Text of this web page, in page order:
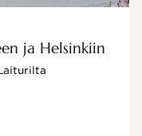
ja Helsinkiin